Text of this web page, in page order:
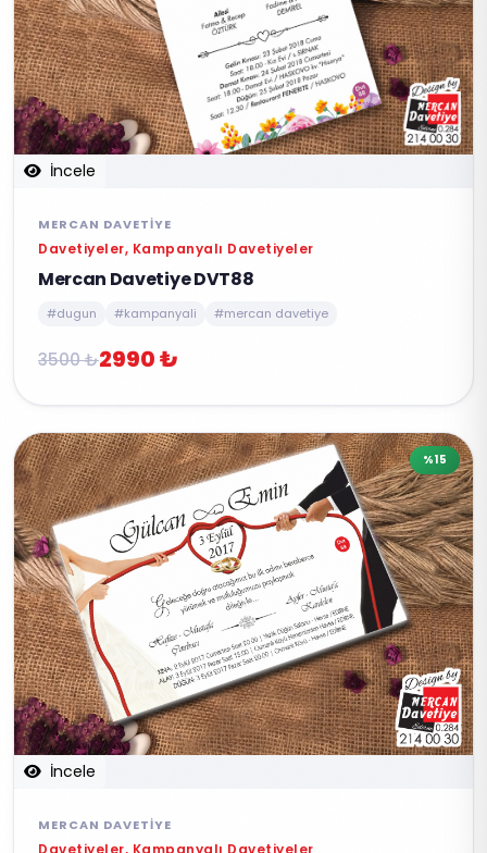
İncele
MERCAN DAVETIYE
Davetiyeler, Kampanyalı Davetiyeler
Mercan Davetiye DVT88
#dugun #kampanyali #mercan davetiye
3500 ₺2990 ₺
İncele
%15
MERCAN DAVETIYE
Davetiyeler, Kampanyalı Davetiyeler